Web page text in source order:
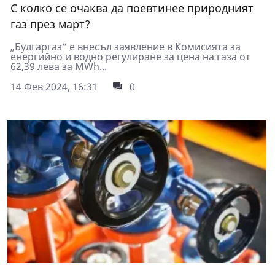
С колко се очаква да поевтинее природният
газ през март?
„Булгаргаз“ е внесъл заявление в Комисията за
енергийно и водно регулиране за цена на газа от
62,39 лева за MWh...
14 Фев 2024, 16:31
0